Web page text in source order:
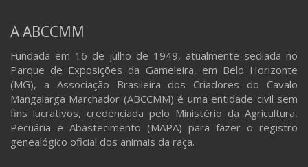
A ABCCMM
Fundada em 16 de julho de 1949, atualmente sediada no
Parque de Exposições da Gameleira, em Belo Horizonte
(MG), a Associação Brasileira dos Criadores do Cavalo
Mangalarga Marchador (ABCCMM) é uma entidade civil sem
fins lucrativos, credenciada pelo Ministério da Agricultura,
Pecuária e Abastecimento (MAPA) para fazer o registro
genealógico oficial dos animais da raça.